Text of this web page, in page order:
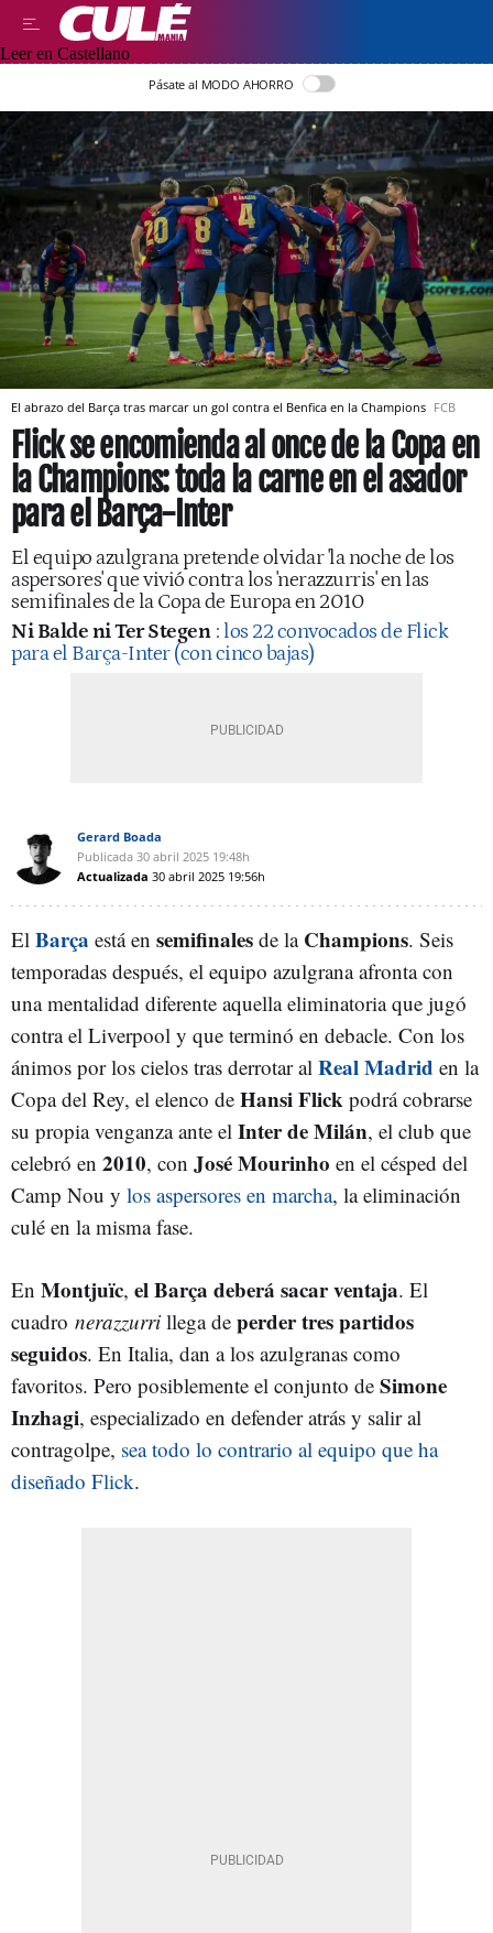
Leer en Castellano
Pásate al MODO AHORRO
El abrazo del Barça tras marcar un gol contra el Benfica en la Champions FCB
Flick se encomienda al once de la Copa en
la Champions: toda la carne en el asador
para el Barça-Inter
El equipo azulgrana pretende olvidar 'la noche de los
aspersores' que vivió contra los 'nerazzurris' en las
semifinales de la Copa de Europa en 2010
Ni Balde ni Ter Stegen : los 22 convocados de Flick
para el Barça-Inter (con cinco bajas)
Gerard Boada
Publicada 30 abril 2025 19:48h
Actualizada 30 abril 2025 19:56h
El Barça está en semifinales de la Champions. Seis
temporadas después, el equipo azulgrana afronta con
una mentalidad diferente aquella eliminatoria que jugó
contra el Liverpool y que terminó en debacle. Con los
ánimos por los cielos tras derrotar al Real Madrid en la
Copa del Rey, el elenco de Hansi Flick podrá cobrarse
su propia venganza ante el Inter de Milán, el club que
celebró en 2010, con José Mourinho en el césped del
Camp Nou y los aspersores en marcha, la eliminación
culé en la misma fase.
En Montjuïc, el Barça deberá sacar ventaja. El
cuadro nerazzurri llega de perder tres partidos
seguidos. En Italia, dan a los azulgranas como
favoritos. Pero posiblemente el conjunto de Simone
Inzhagi, especializado en defender atrás y salir al
contragolpe, sea todo lo contrario al equipo que ha
diseñado Flick.